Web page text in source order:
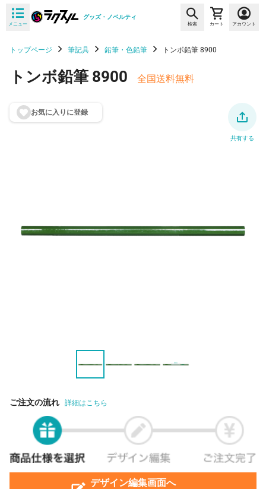
メニュー
グッズ・ノベルティ
検索 カート アカウント
トップページ 筆記具 鉛筆・色鉛筆 トンボ鉛筆 8900
トンボ鉛筆 8900 全国送料無料
お気に入りに登録
共有する
ご注文の流れ 詳細はこちら
デザイン編集画面へ